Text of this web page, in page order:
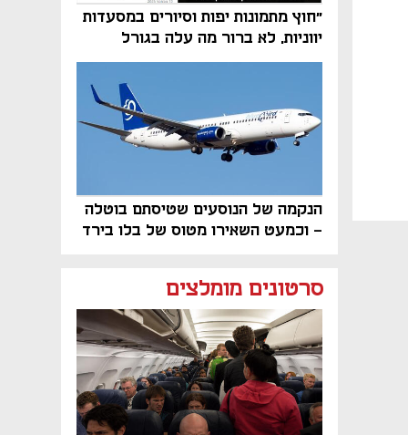
"חוץ מתמונות יפות וסיורים במסעדות
יווניות, לא ברור מה עלה בגורל
פרויקט הנדל"ן"
הנקמה של הנוסעים שטיסתם בוטלה
- וכמעט השאירו מטוס של בלו בירד
סרטונים מומלצים